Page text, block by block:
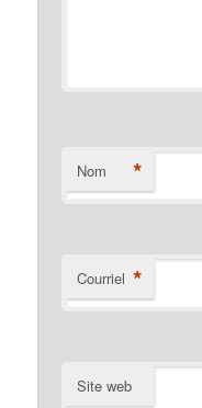
Nom *
Courriel *
Site web